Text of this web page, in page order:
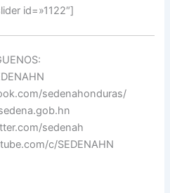
id=»1122″]
sedenahonduras/
sedenah
c/SEDENAHN